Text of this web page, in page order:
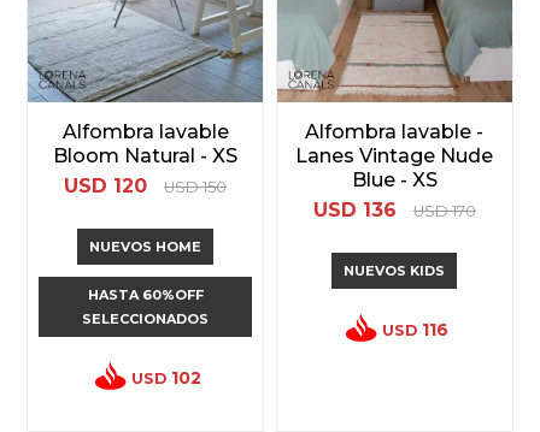
Alfombra lavable
Bloom Natural - XS
USD 120 USD 150
NUEVOS HOME
HASTA 60%OFF
SELECCIONADOS
USD 102
Alfombra lavable -
Lanes Vintage Nude
Blue - XS
USD 136 USD 170
NUEVOS KIDS
USD 116